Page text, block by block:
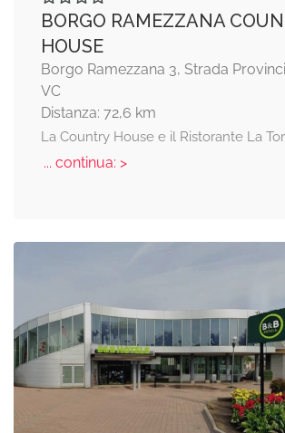
BORGO RAMEZZANA
HOUSE
Borgo Ramezzana 3, Strada
VC
Distanza: 72,6 km
La Country House e il Ristorante La
... continua: >